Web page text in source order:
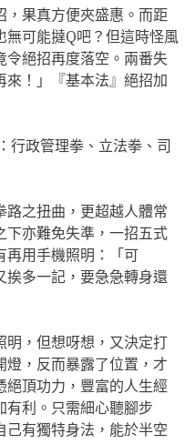
，果真方便夾盛惠。而距
可能撻Q吧？但這時怪風
令絕招再度落空。兩番失
！」『基本法』絕招加
行政管理拳、立法拳、司
之扭曲，更超越人體常
下亦難免失準，一招五式
再用手機照明：「可
多一記，要急急轉身還
明，但想呀想，又決定打
，反而暴露了位置，才
絕頂功力，豐富的人生經
有利。只需細心聽腳步
己有獨特身法，能於半空